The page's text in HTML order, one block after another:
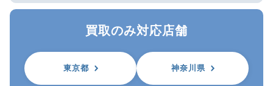
買取のみ対応店舗
東京都 神奈川県